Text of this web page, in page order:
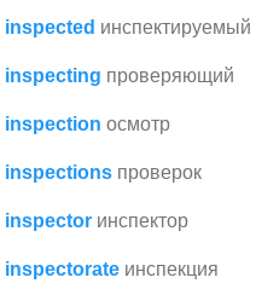
inspected инспектируемый
inspecting проверяющий
inspection осмотр
inspections проверок
inspector инспектор
inspectorate инспекция